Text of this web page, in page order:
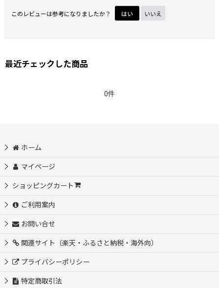
な・・というところです。まだ新しいから
かなっと思ってます。
このレビューは参考になりましたか？ はい いいえ
最近チェックした商品
0件
ホーム
マイページ
ショッピングカート
ご利用案内
お問い合せ
関連サイト（楽天・ふるさと納税・海外向）
プライバシーポリシー
特定商取引法